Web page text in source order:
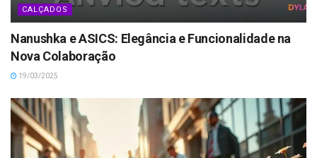
CALÇADOS
Nanushka e ASICS: Elegância e Funcionalidade na
Nova Colaboração
19/03/2025